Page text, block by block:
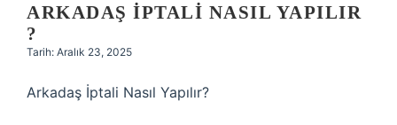
ARKADAŞ IPTALI NASIL YAPILIR
?
Tarih: Aralık 23, 2025
Arkadaş İptali Nasıl Yapılır?